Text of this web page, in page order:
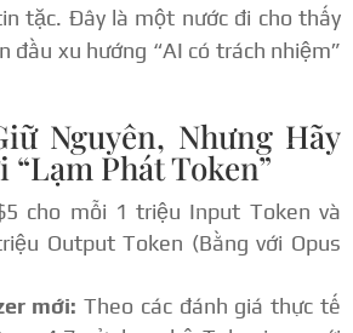
tặc. Đây là một nước đi cho thấy
đầu xu hướng “AI có trách nhiệm”
Nguyên, Nhưng Hãy
“Lạm Phát Token”
cho mỗi 1 triệu Input Token và
Output Token (Bằng với Opus
mới: Theo các đánh giá thực tế